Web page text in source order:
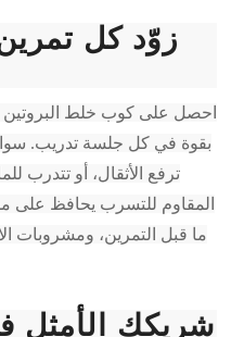
زوّد كل
بقوة في كل جلسة تدريب.
ترفع الأثقال، أو تتدرب
المقاوم للتسرب يحافظ
ما قبل التمرين، ومشروبات
شريكك الأمثل